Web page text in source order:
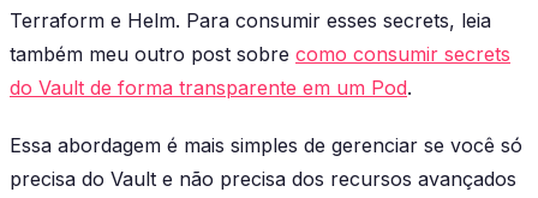
Terraform e Helm. Para consumir esses secrets, leia
também meu outro post sobre como consumir secrets
do Vault de forma transparente em um Pod.
Essa abordagem é mais simples de gerenciar se você só
precisa do Vault e não precisa dos recursos avançados